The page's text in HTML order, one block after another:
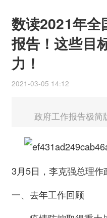
数读2021年全
报告！这些目
力！
2021-03-05 14:12
政府工作报告极简
3月5日，李克强总理作
一、去年工作回顾